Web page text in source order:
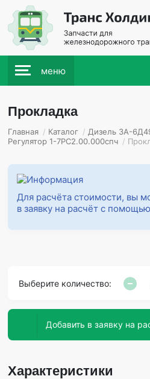
меню
Прокладка
Главная / Каталог / Дизель 3А-
Регулятор 1-7РС2.00.000спч /
Для расчёта стоимости, вы
в заявку на расчёт с
Выберите количество:
Добавить
Характеристики